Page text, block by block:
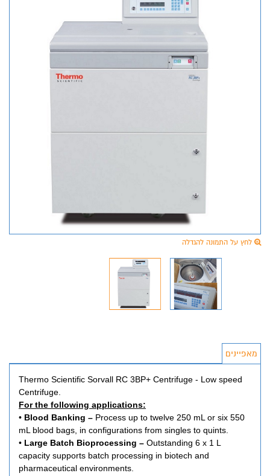
לחץ על התמונה להגדלה
מאפיינים
Thermo Scientific Sorvall RC 3BP+ Centrifuge - Low speed
Centrifuge.
For the following applications:
• Blood Banking – Process up to twelve 250 mL or six 550
mL blood bags, in configurations from singles to quints.
• Large Batch Bioprocessing – Outstanding 6 x 1 L
capacity supports batch processing in biotech and
pharmaceutical environments.